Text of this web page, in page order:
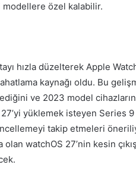
özel kalabilir.
hızla düzelterek Apple
kaynağı oldu. Bu
ve 2023 model
yüklemek isteyen Series 9
takip etmeleri
watchOS 27’nin kesin